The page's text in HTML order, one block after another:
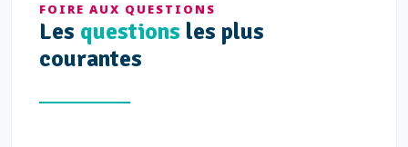
FOIRE AUX QUESTIONS
Les questions les plus
courantes